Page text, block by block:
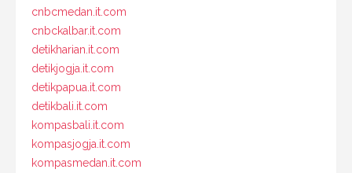
cnbcmedan.it.com
cnbckalbar.it.com
detikharian.it.com
detikjogja.it.com
detikpapua.it.com
detikbali.it.com
kompasbali.it.com
kompasjogja.it.com
kompasmedan.it.com